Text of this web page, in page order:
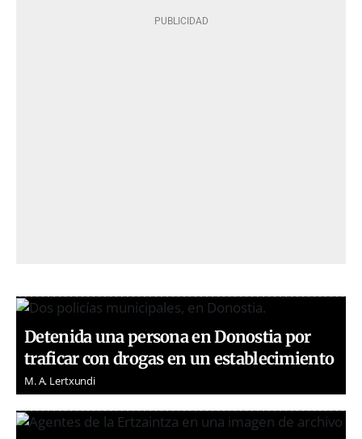
Detenida una persona en Donostia por
traficar con drogas en un establecimiento
M. A. Lertxundi